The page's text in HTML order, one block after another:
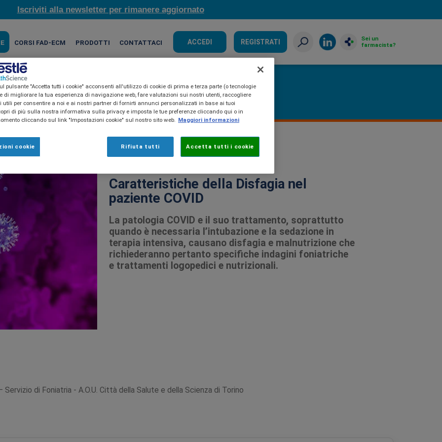
Iscriviti alla newsletter per rimanere aggiornato
CORSI FAD-ECM PRODOTTI CONTATTACI ACCEDI REGISTRATI
Sei un
farmacista?
Caratteristiche della Disfagia nel
paziente COVID
La patologia COVID e il suo trattamento, soprattutto
quando è necessaria l’intubazione e la sedazione in
terapia intensiva, causano disfagia e malnutrizione che
richiederanno pertanto specifiche indagini foniatriche
e trattamenti logopedici e nutrizionali.
Servizio di Foniatria - A.O.U. Città della Salute e della Scienza di Torino
pulsante "Accetta tutti i cookie" acconsenti all'utilizzo di cookie di prima e terza parte (o tecnologie
di migliorare la tua esperienza di navigazione web, fare valutazioni sui nostri utenti, raccogliere
utili per consentire a noi e ai nostri partner di fornirti annunci personalizzati in base ai tuoi
di più sulla nostra informativa sulla privacy e imposta le tue preferenze cliccando qui o in
cliccando sul link "Impostazioni cookie" sul nostro sito web. Maggiori informazioni
Rifiuta tutti Accetta tutti i cookie
cookie